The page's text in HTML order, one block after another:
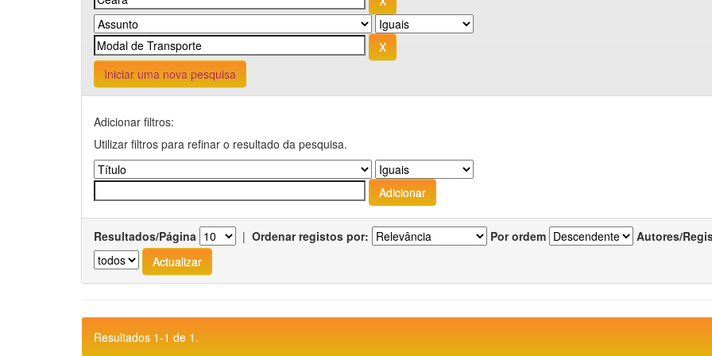
Iniciar uma nova pesquisa
Adicionar filtros:
Utilizar filtros para refinar o resultado da pesquisa.
Resultados/Página | Ordenar registos por: Por ordem Autores/
Resultados 1-1 de 1.